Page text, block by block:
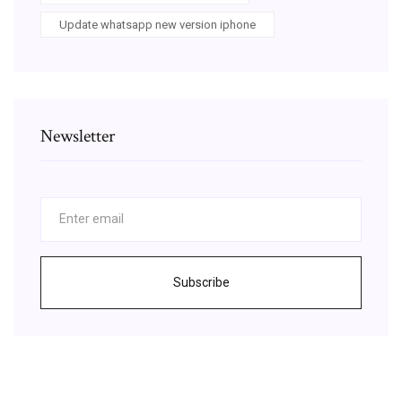
Update whatsapp new version iphone
Newsletter
Subscribe